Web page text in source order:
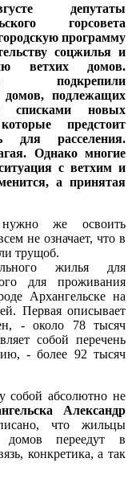
депутаты
горсовета
программу
соцжилья и
ветхих домов.
подкрепили
домов, подлежащих
списками новых
предстоит
для расселения.
Однако многие
с ветхим и
а принятая
же освоить
не означает, что в
трущоб.
жилья для
для проживания
Архангельске на
Первая описывает
- около 78 тысяч
собой перечень
- более 92 тысяч
собой абсолютно не
Александр
что жильцы
домов переедут в
конкретика, а так